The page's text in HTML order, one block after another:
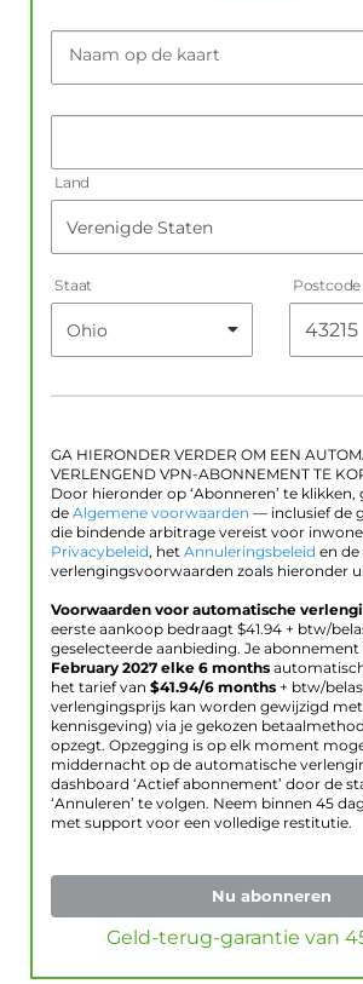
Naam op de kaart
Land
Staat Postcode
GA HIERONDER VERDER OM EEN
VERLENGEND VPN-ABONNEMENT TE
Door hieronder op ‘Abonneren’ te
de Algemene voorwaarden — inclusief de
die bindende arbitrage vereist voor
Privacybeleid, het Annuleringsbeleid en
verlengingsvoorwaarden zoals hieronder
Voorwaarden voor automatische
eerste aankoop bedraagt $41.94 + btw/
geselecteerde aanbieding. Je
February 2027 elke 6 months
het tarief van $41.94/6 months + btw/
verlengingsprijs kan worden gewijzigd
kennisgeving) via je gekozen
opzegt. Opzegging is op elk moment
middernacht op de automatische
dashboard ‘Actief abonnement’ door de
‘Annuleren’ te volgen. Neem binnen 45
met support voor een volledige restitutie.
Nu abonneren
Geld-terug-garantie van